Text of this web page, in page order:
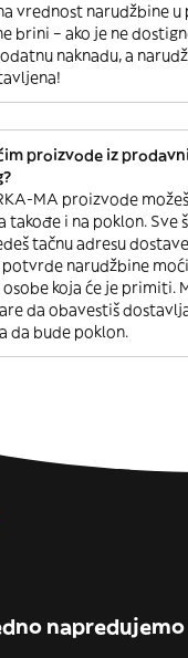
vrednost narudžbine u
brini – ako je ne
naknadu, a
proizvode iz
MA proizvode
takođe i na poklon. Sve
tačnu adresu
narudžbine
koja će je primiti.
da obavestiš
da bude poklon.
napredujemo